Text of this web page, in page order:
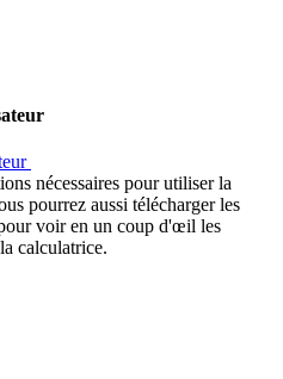
nécessaires pour utiliser la
pourrez aussi télécharger les
voir en un coup d'œil les
calculatrice.